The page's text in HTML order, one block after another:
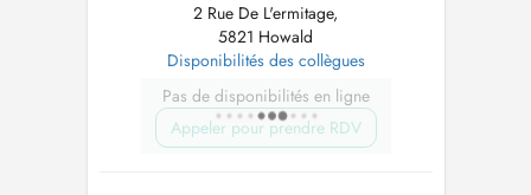
2 Rue De L'ermitage,
5821 Howald
Disponibilités des collègues
Pas de disponibilités en ligne
Appeler pour prendre RDV